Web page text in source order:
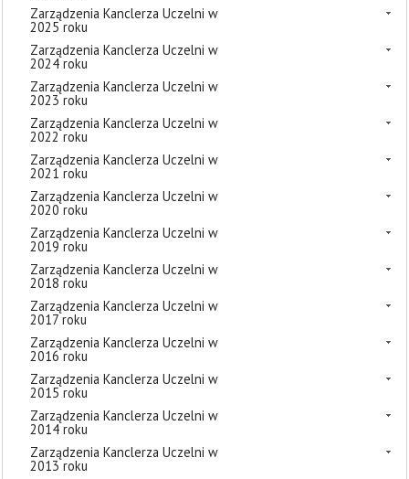
Zarządzenia Kanclerza Uczelni w
2025 roku
Zarządzenia Kanclerza Uczelni w
2024 roku
Zarządzenia Kanclerza Uczelni w
2023 roku
Zarządzenia Kanclerza Uczelni w
2022 roku
Zarządzenia Kanclerza Uczelni w
2021 roku
Zarządzenia Kanclerza Uczelni w
2020 roku
Zarządzenia Kanclerza Uczelni w
2019 roku
Zarządzenia Kanclerza Uczelni w
2018 roku
Zarządzenia Kanclerza Uczelni w
2017 roku
Zarządzenia Kanclerza Uczelni w
2016 roku
Zarządzenia Kanclerza Uczelni w
2015 roku
Zarządzenia Kanclerza Uczelni w
2014 roku
Zarządzenia Kanclerza Uczelni w
2013 roku